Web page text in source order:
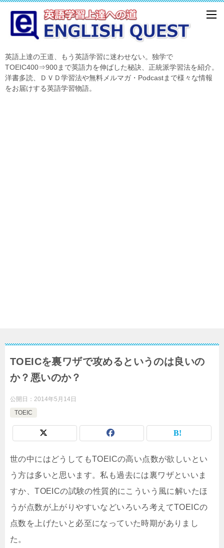
英語上達の王道、もう英語学習に迷わせない。独学で
TOEIC400⇒900まで英語力を伸ばした秘訣、正統派学習法を紹介。
洋書多読、ＤＶＤ学習法や無料メルマガ・Podcastまで様々な情報
をお届けする英語学習物語。
TOEICを裏ワザで攻めるというのは良いの
か？悪いのか？
公開日： 2014年5月14日
TOEIC
世の中にはどうしてもTOEICの高い点数が欲しいとい
う方は多いと思います。私も過去には裏ワザといいま
すか、TOEICの試験の性質的にこういう風に解いたほ
うが点数が上がりやすいなどいろいろ考えてTOEICの
点数を上げたいと必至になっていた時期がありまし
た。